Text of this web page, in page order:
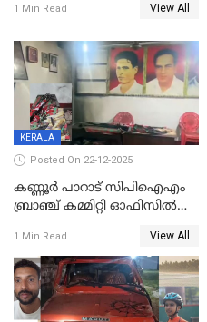
1 Min Read View All
KERALA
Posted On 22-12-2025
കണ്ണൂർ പാറാട് സിപിഐഎം
ബ്രാഞ്ച് കമ്മിറ്റി ഓഫിസിൽ
ചിത്രങ്ങളടക്കം കത്തിയ
നിലയിൽ
1 Min Read View All